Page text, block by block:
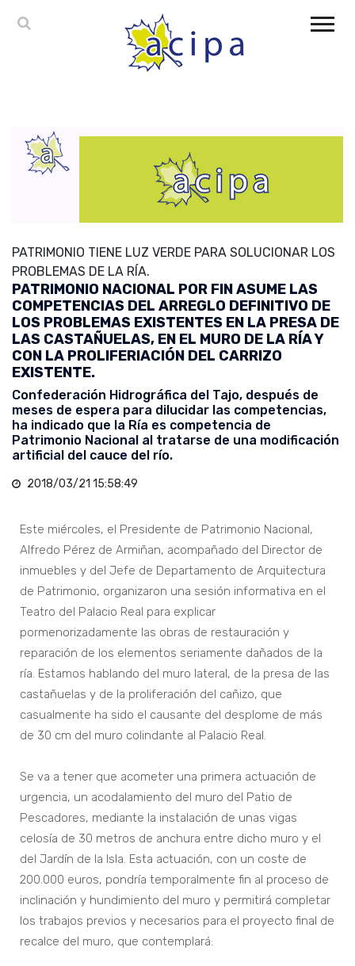
PATRIMONIO TIENE LUZ VERDE PARA SOLUCIONAR LOS
PROBLEMAS DE LA RÍA.
PATRIMONIO NACIONAL POR FIN ASUME LAS
COMPETENCIAS DEL ARREGLO DEFINITIVO DE
LOS PROBLEMAS EXISTENTES EN LA PRESA DE
LAS CASTAÑUELAS, EN EL MURO DE LA RÍA Y
CON LA PROLIFERIACIÓN DEL CARRIZO
EXISTENTE.
Confederación Hidrográfica del Tajo, después de
meses de espera para dilucidar las competencias,
ha indicado que la Ría es competencia de
Patrimonio Nacional al tratarse de una modificación
artificial del cauce del río.
2018/03/21 15:58:49
Este miércoles, el Presidente de Patrimonio Nacional,
Alfredo Pérez de Armiñan, acompañado del Director de
inmuebles y del Jefe de Departamento de Arquitectura
de Patrimonio, organizaron una sesión informativa en el
Teatro del Palacio Real para explicar
pormenorizadamente las obras de restauración y
reparación de los elementos seriamente dañados de la
ría. Estamos hablando del muro lateral, de la presa de las
castañuelas y de la proliferación del cañizo, que
casualmente ha sido el causante del desplome de más
de 30 cm del muro colindante al Palacio Real.
Se va a tener que acometer una primera actuación de
urgencia, un acodalamiento del muro del Patio de
Pescadores, mediante la instalación de unas vigas
celosía de 30 metros de anchura entre dicho muro y el
del Jardín de la Isla. Esta actuación, con un coste de
200.000 euros, pondría temporalmente fin al proceso de
inclinación y hundimiento del muro y permitirá completar
los trabajos previos y necesarios para el proyecto final de
recalce del muro, que contemplará: